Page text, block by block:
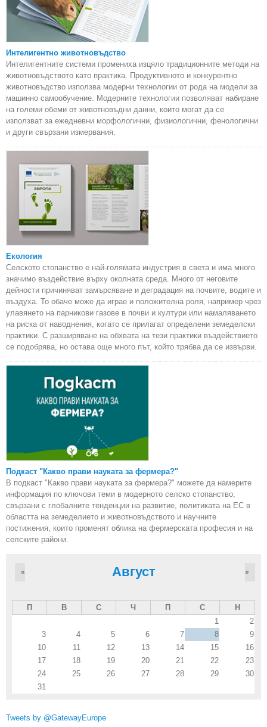
Интелигентно животновъдство
Интелигентните системи промениха изцяло традиционните методи на
животновъдството като практика. Продуктивното и конкурентно
животновъдство използва модерни технологии от рода на модели за
машинно самообучение. Модерните технологии позволяват набиране
на големи обеми от животновъдни данни, които могат да се
използват за ежедневни морфологични, физиологични, фенологични
и други свързани измервания.
Екология
Селското стопанство е най-голямата индустрия в света и има много
значимо въздействие върху околната среда. Много от неговите
дейности причиняват замърсяване и деградация на почвите, водите и
въздуха. То обаче може да играе и положителна роля, например чрез
улавянето на парникови газове в почви и култури или намаляването
на риска от наводнения, когато се прилагат определени земеделски
практики. С разширяване на обхвата на тези практики въздействието
се подобрява, но остава още много път, който трябва да се извърви.
Подкаст "Какво прави науката за фермера?"
В подкаст "Какво прави науката за фермера?" можете да намерите
информация по ключови теми в модерното селско стопанство,
свързани с глобалните тенденции на развитие, политиката на ЕС в
областта на земеделието и животновъдството и научните
постижения, които променят облика на фермерската професия и на
селските райони.
Август
« »
П В С Ч П С
Н
1
2
3
4 5 6 7 8
9
10
11 12 13 14 15
16
17
18 19 20 21 22
23
24
25 26 27 28 29
30
31
Tweets by @GatewayEurope